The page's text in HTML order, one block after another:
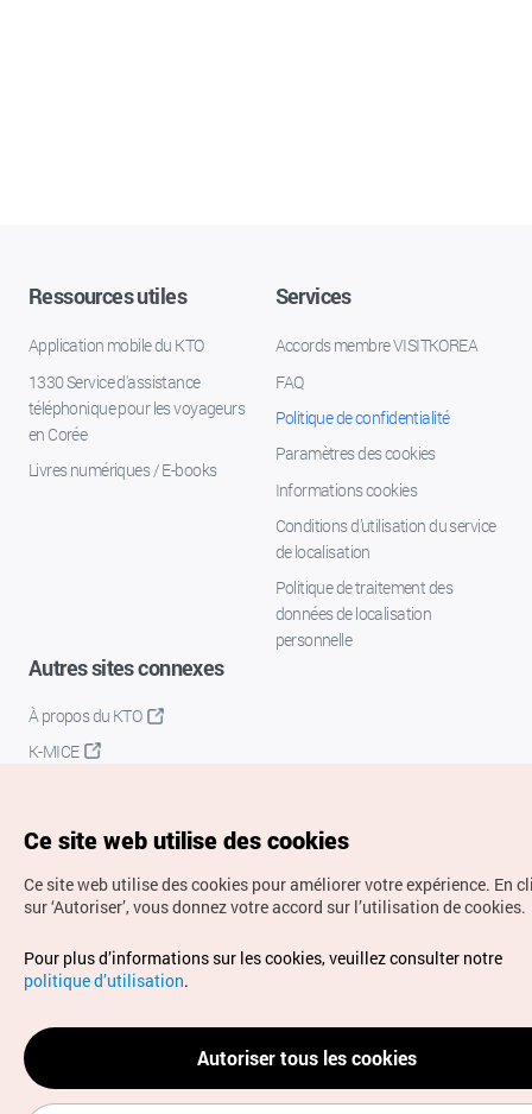
Ressources utiles
Application mobile du KTO
1330 Service d'assistance
téléphonique pour les voyageurs
en Corée
Livres numériques / E-books
Services
Accords membre VISITKOREA
FAQ
Politique de confidentialité
Paramètres des cookies
Informations cookies
Conditions d’utilisation du service
de localisation
Politique de traitement des
données de localisation
personnelle
Autres sites connexes
À propos du KTO
K-MICE
Droits d’auteur (c) Office National du Tourisme en Corée.
Tous droits réservés.
Pour les rapports d'erreurs et demandes de renseignements,
adressez vos demandes à
info.ontc@gmail.com
Ce site web utilise des cookies
Ce site web utilise des cookies pour améliorer votre expérience. En
sur ‘Autoriser’, vous donnez votre accord sur l’utilisation de cookies.
Pour plus d’informations sur les cookies, veuillez consulter notre
politique d’utilisation.
Autoriser tous les cookies